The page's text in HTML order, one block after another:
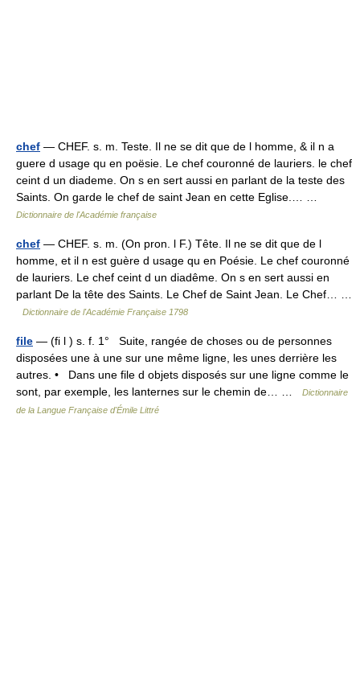
chef — CHEF. s. m. Teste. Il ne se dit que de l homme, & il n a
guere d usage qu en poësie. Le chef couronné de lauriers. le chef
ceint d un diademe. On s en sert aussi en parlant de la teste des
Saints. On garde le chef de saint Jean en cette Eglise.… …
Dictionnaire de l'Académie française
chef — CHEF. s. m. (On pron. l F.) Tête. Il ne se dit que de l
homme, et il n est guère d usage qu en Poésie. Le chef couronné
de lauriers. Le chef ceint d un diadême. On s en sert aussi en
parlant De la tête des Saints. Le Chef de Saint Jean. Le Chef… …
Dictionnaire de l'Académie Française 1798
file — (fi l ) s. f. 1° Suite, rangée de choses ou de personnes
disposées une à une sur une même ligne, les unes derrière les
autres. • Dans une file d objets disposés sur une ligne comme le
sont, par exemple, les lanternes sur le chemin de… …
Dictionnaire
de la Langue Française d'Émile Littré